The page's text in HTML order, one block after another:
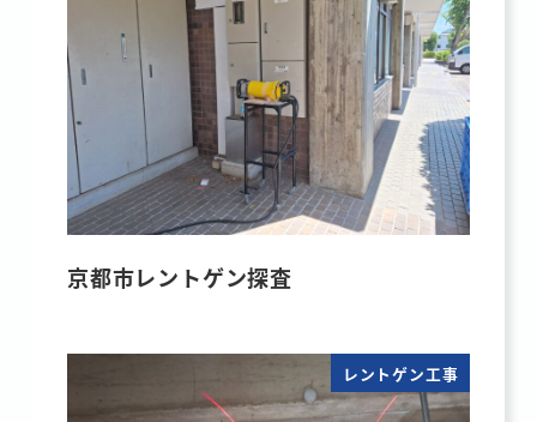
京都市レントゲン探査
レントゲン工事